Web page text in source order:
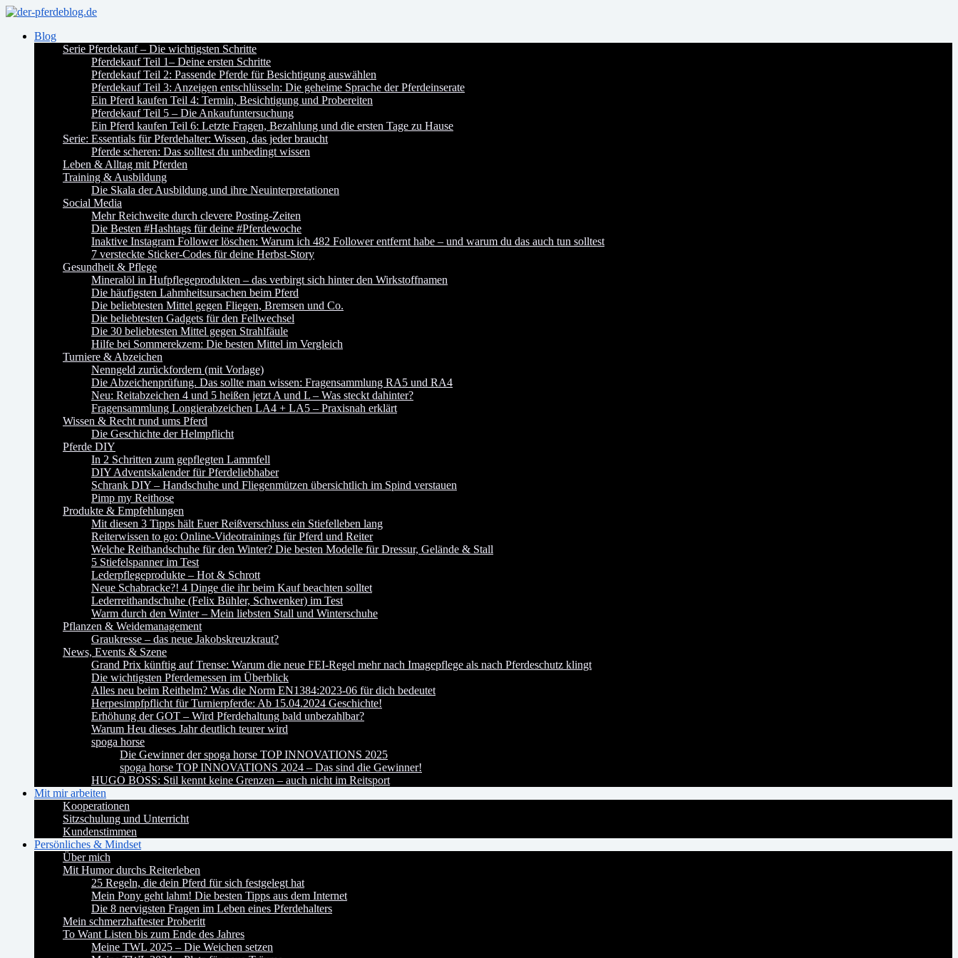
Blog
Serie Pferdekauf – Die wichtigsten Schritte
Pferdekauf Teil 1– Deine ersten Schritte
Pferdekauf Teil 2: Passende Pferde für Besichtigung auswählen
Pferdekauf Teil 3: Anzeigen entschlüsseln: Die geheime Sprache der Pferdeinserate
Ein Pferd kaufen Teil 4: Termin, Besichtigung und Probereiten
Pferdekauf Teil 5 – Die Ankaufuntersuchung
Ein Pferd kaufen Teil 6: Letzte Fragen, Bezahlung und die ersten Tage zu Hause
Serie: Essentials für Pferdehalter: Wissen, das jeder braucht
Pferde scheren: Das solltest du unbedingt wissen
Leben & Alltag mit Pferden
Training & Ausbildung
Die Skala der Ausbildung und ihre Neuinterpretationen
Social Media
Mehr Reichweite durch clevere Posting-Zeiten
Die Besten #Hashtags für deine #Pferdewoche
Inaktive Instagram Follower löschen: Warum ich 482 Follower entfernt habe – und warum du das auch tun solltest
7 versteckte Sticker-Codes für deine Herbst-Story
Gesundheit & Pflege
Mineralöl in Hufpflegeprodukten – das verbirgt sich hinter den Wirkstoffnamen
Die häufigsten Lahmheitsursachen beim Pferd
Die beliebtesten Mittel gegen Fliegen, Bremsen und Co.
Die beliebtesten Gadgets für den Fellwechsel
Die 30 beliebtesten Mittel gegen Strahlfäule
Hilfe bei Sommerekzem: Die besten Mittel im Vergleich
Turniere & Abzeichen
Nenngeld zurückfordern (mit Vorlage)
Die Abzeichenprüfung. Das sollte man wissen: Fragensammlung RA5 und RA4
Neu: Reitabzeichen 4 und 5 heißen jetzt A und L – Was steckt dahinter?
Fragensammlung Longierabzeichen LA4 + LA5 – Praxisnah erklärt
Wissen & Recht rund ums Pferd
Die Geschichte der Helmpflicht
Pferde DIY
In 2 Schritten zum gepflegten Lammfell
DIY Adventskalender für Pferdeliebhaber
Schrank DIY – Handschuhe und Fliegenmützen übersichtlich im Spind verstauen
Pimp my Reithose
Produkte & Empfehlungen
Mit diesen 3 Tipps hält Euer Reißverschluss ein Stiefelleben lang
Reiterwissen to go: Online-Videotrainings für Pferd und Reiter
Welche Reithandschuhe für den Winter? Die besten Modelle für Dressur, Gelände & Stall
5 Stiefelspanner im Test
Lederpflegeprodukte – Hot & Schrott
Neue Schabracke?! 4 Dinge die ihr beim Kauf beachten solltet
Lederreithandschuhe (Felix Bühler, Schwenker) im Test
Warm durch den Winter – Mein liebsten Stall und Winterschuhe
Pflanzen & Weidemanagement
Graukresse – das neue Jakobskreuzkraut?
News, Events & Szene
Grand Prix künftig auf Trense: Warum die neue FEI-Regel mehr nach Imagepflege als nach Pferdeschutz klingt
Die wichtigsten Pferdemessen im Überblick
Alles neu beim Reithelm? Was die Norm EN1384:2023-06 für dich bedeutet
Herpesimpfpflicht für Turnierpferde: Ab 15.04.2024 Geschichte!
Erhöhung der GOT – Wird Pferdehaltung bald unbezahlbar?
Warum Heu dieses Jahr deutlich teurer wird
spoga horse
Die Gewinner der spoga horse TOP INNOVATIONS 2025
spoga horse TOP INNOVATIONS 2024 – Das sind die Gewinner!
HUGO BOSS: Stil kennt keine Grenzen – auch nicht im Reitsport
Mit mir arbeiten
Kooperationen
Sitzschulung und Unterricht
Kundenstimmen
Persönliches & Mindset
Über mich
Mit Humor durchs Reiterleben
25 Regeln, die dein Pferd für sich festgelegt hat
Mein Pony geht lahm! Die besten Tipps aus dem Internet
Die 8 nervigsten Fragen im Leben eines Pferdehalters
Mein schmerzhaftester Proberitt
To Want Listen bis zum Ende des Jahres
Meine TWL 2025 – Die Weichen setzen